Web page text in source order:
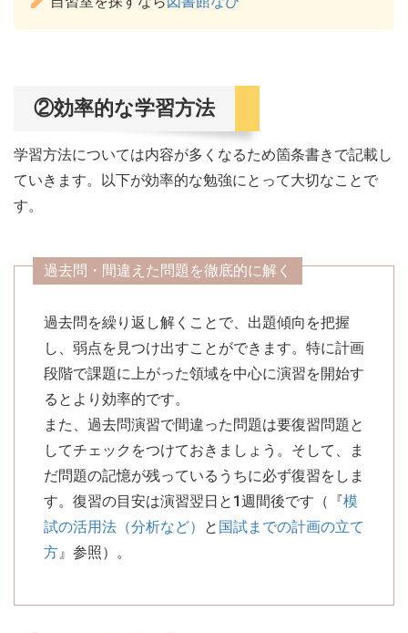
②効率的な学習方法
学習方法については内容が多くなるため箇条書きで記載し
ていきます。以下が効率的な勉強にとって大切なことで
す。
過去問・間違えた問題を徹底的に解く
過去問を繰り返し解くことで、出題傾向を把握
し、弱点を見つけ出すことができます。特に計画
段階で課題に上がった領域を中心に演習を開始す
るとより効率的です。
また、過去問演習で間違った問題は要復習問題と
してチェックをつけておきましょう。そして、ま
だ問題の記憶が残っているうちに必ず復習をしま
す。復習の目安は演習翌日と1週間後です（『模
試の活用法（分析など）
と 国試までの計画の立て
方 』参照）。